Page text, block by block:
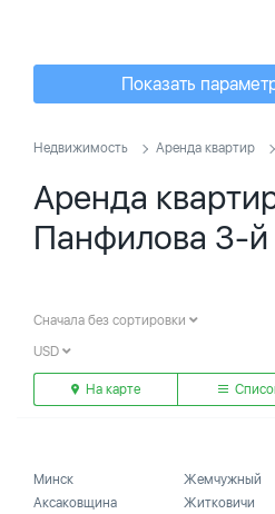
Показать
Недвижимость Аренда квартир
Аренда
Панфилова 3-й
Сначала без сортировки
USD
На карте
Минск
Аксаковщина
Жемчужный
Житковичи